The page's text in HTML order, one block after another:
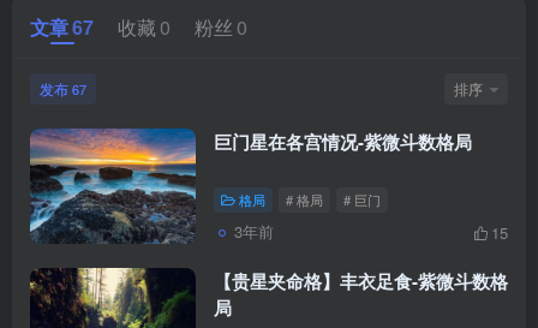
文章67 收藏 0 粉丝 0
发布 67 排序
巨门星在各宫情况-紫微斗数格局
格局 # 格局 # 巨门
3年前 15
【贵星夹命格】丰衣足食-紫微斗数格
局